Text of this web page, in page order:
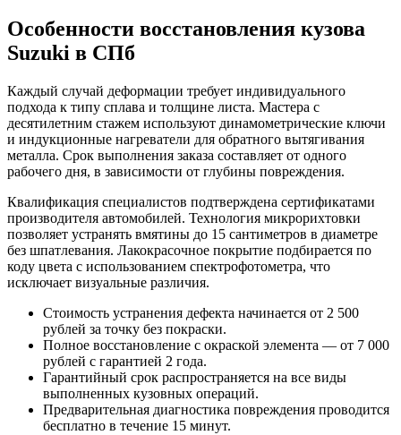
Особенности восстановления кузова
Suzuki в СПб
Каждый случай деформации требует индивидуального
подхода к типу сплава и толщине листа. Мастера с
десятилетним стажем используют динамометрические ключи
и индукционные нагреватели для обратного вытягивания
металла. Срок выполнения заказа составляет от одного
рабочего дня, в зависимости от глубины повреждения.
Квалификация специалистов подтверждена сертификатами
производителя автомобилей. Технология микрорихтовки
позволяет устранять вмятины до 15 сантиметров в диаметре
без шпатлевания. Лакокрасочное покрытие подбирается по
коду цвета с использованием спектрофотометра, что
исключает визуальные различия.
Стоимость устранения дефекта начинается от 2 500
рублей за точку без покраски.
Полное восстановление с окраской элемента — от 7 000
рублей с гарантией 2 года.
Гарантийный срок распространяется на все виды
выполненных кузовных операций.
Предварительная диагностика повреждения проводится
бесплатно в течение 15 минут.